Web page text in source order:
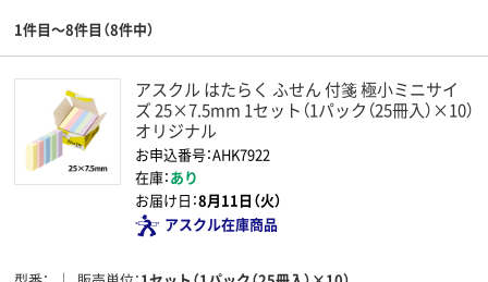
1件目～8件目（8件中）
アスクル はたらく ふせん 付箋 極小ミニサイ
ズ 25×7.5mm 1セット（1パック（25冊入）×10）
オリジナル
お申込番号：AHK7922
在庫：あり
お届け日：8月11日（火）
アスクル在庫商品